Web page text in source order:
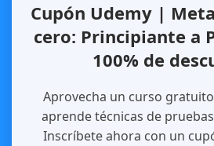
Cupón Udemy |
cero: Principiante a
100% de
Aprovecha un curso
aprende técnicas de
Inscríbete ahora con un